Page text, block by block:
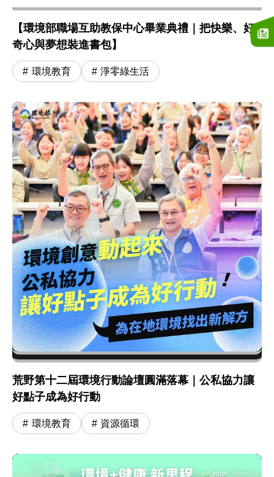
【環境部職場互助教保中心畢業典禮｜把快樂、好
奇心與夢想裝進書包】
環境教育 淨零綠生活
荒野第十二屆環境行動論壇圓滿落幕｜公私協力讓
好點子成為好行動
環境教育 資源循環